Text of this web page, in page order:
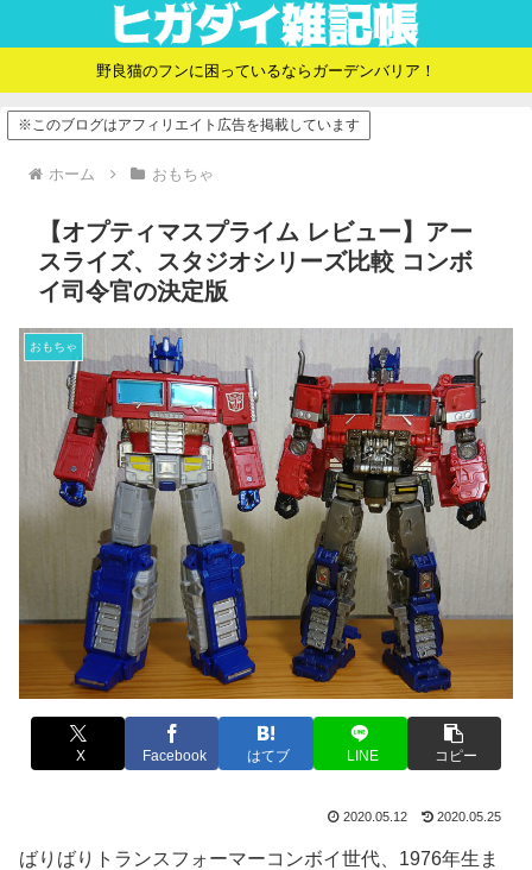
野良猫のフンに困っているならガーデンバリア！
※このブログはアフィリエイト広告を掲載しています
ホーム おもちゃ
【オプティマスプライム レビュー】アー
スライズ、スタジオシリーズ比較 コンボ
イ司令官の決定版
おもちゃ
X Facebook はてブ LINE コピー
2020.05.12 2020.05.25
ばりばりトランスフォーマーコンボイ世代、1976年生ま